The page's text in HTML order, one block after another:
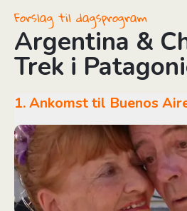
Forslag til dagsprogram
Argentina &
Trek i
1. Ankomst til Buenos